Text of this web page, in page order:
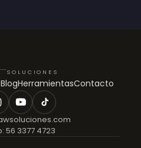
SOLUCIONES
BlogHerramientasContacto
56 3377 4723